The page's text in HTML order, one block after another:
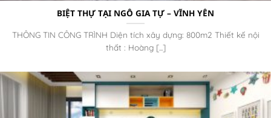
BIỆT THỰ TẠI NGÔ GIA TỰ – VĨNH YÊN
THÔNG TIN CÔNG TRÌNH Diện tích xây dựng: 800m2 Thiết kế nội
thất : Hoàng [...]